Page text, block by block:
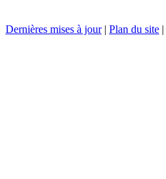
Dernières mises à jour| Plan du site |